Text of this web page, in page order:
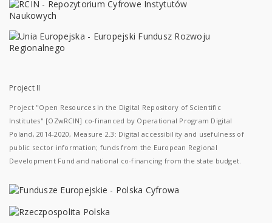
Project II
Project "Open Resources in the Digital Repository of Scientific
Institutes" [OZwRCIN] co-financed by Operational Program Digital
Poland, 2014-2020, Measure 2.3: Digital accessibility and usefulness of
public sector information; funds from the European Regional
Development Fund and national co-financing from the state budget.